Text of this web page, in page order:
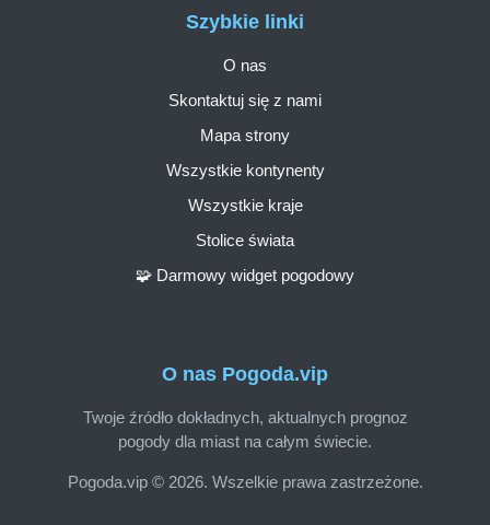
O nas Pogoda.vip
Twoje źródło dokładnych, aktualnych prognoz
pogody dla miast na całym świecie.
Pogoda.vip © 2026. Wszelkie prawa zastrzeżone.
Szybkie linki
O nas
Skontaktuj się z nami
Mapa strony
Wszystkie kontynenty
Wszystkie kraje
Stolice świata
🧩 Darmowy widget pogodowy